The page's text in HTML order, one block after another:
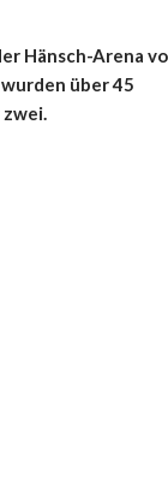
Hänsch-Arena
über 45